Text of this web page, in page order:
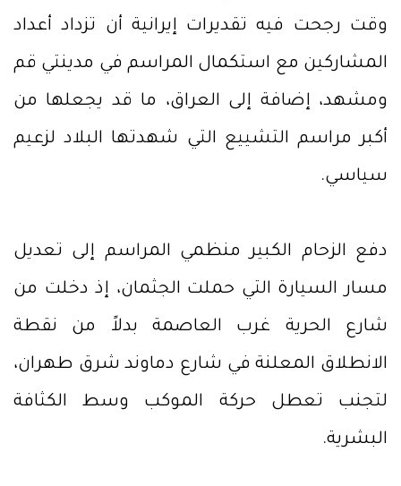
وقت رجحت فيه تقديرات إيرانية أن تزداد أعداد
المشاركين مع استكمال المراسم في مدينتي قم
ومشهد، إضافة إلى العراق، ما قد يجعلها من
أكبر مراسم التشييع التي شهدتها البلاد لزعيم
سياسي.
دفع الزحام الكبير منظمي المراسم إلى تعديل
مسار السيارة التي حملت الجثمان، إذ دخلت من
شارع الحرية غرب العاصمة بدلاً من نقطة
الانطلاق المعلنة في شارع دماوند شرق طهران،
لتجنب تعطل حركة الموكب وسط الكثافة
البشرية.